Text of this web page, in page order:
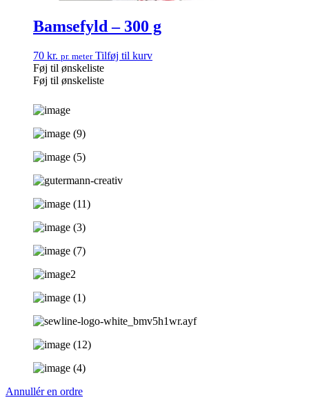
Bamsefyld – 300 g
70 kr. pr. meter Tilføj til kurv
Føj til ønskeliste
Føj til ønskeliste
Annullér en ordre